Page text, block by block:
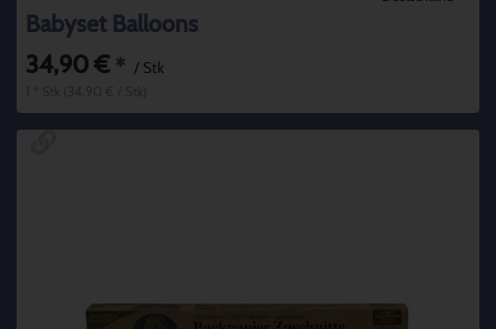
Babyset Balloons
34,90 € * / Stk